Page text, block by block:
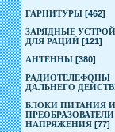
ГАРНИТУРЫ[462]
ЗАРЯДНЫЕ
ДЛЯ РАЦИЙ[121]
АНТЕННЫ[380]
РАДИОТЕЛЕФОНЫ
ДАЛЬНЕГО
БЛОКИ ПИТАНИЯ И
ПРЕОБРАЗОВАТЕЛИ
НАПРЯЖЕНИЯ[77]